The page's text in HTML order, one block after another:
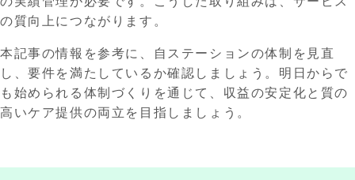
の質向上につながります。
本記事の情報を参考に、自ステーションの体制を見直
し、要件を満たしているか確認しましょう。明日からで
も始められる体制づくりを通じて、収益の安定化と質の
高いケア提供の両立を目指しましょう。